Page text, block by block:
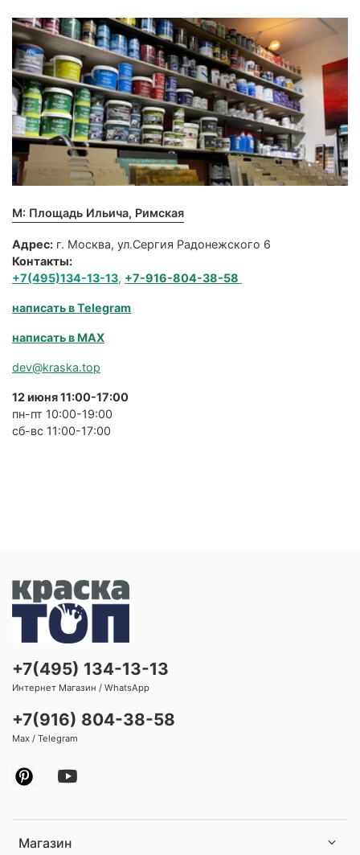
М: Площадь Ильича, Римская
Адрес: г. Москва, ул.Сергия Радонежского 6
Контакты:
+7(495)134-13-13, +7-916-804-38-58
написать в Telegram
написать в MAX
dev@kraska.top
12 июня 11:00-17:00
пн-пт 10:00-19:00
сб-вс 11:00-17:00
Магазин
+7(495) 134-13-13
Интернет Магазин / WhatsApp
+7(916) 804-38-58
Max / Telegram